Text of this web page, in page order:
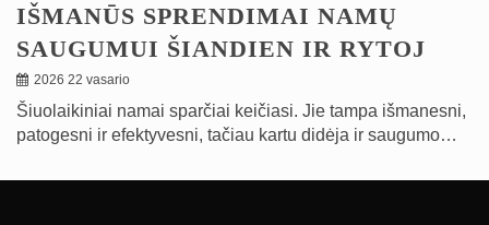
IŠMANŪS SPRENDIMAI NAMŲ
SAUGUMUI ŠIANDIEN IR RYTOJ
2026 22 vasario
Šiuolaikiniai namai sparčiai keičiasi. Jie tampa išmanesni,
patogesni ir efektyvesni, tačiau kartu didėja ir saugumo…